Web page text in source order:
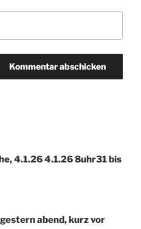
4.1.26 4.1.26 8uhr31 bis
abend, kurz vor